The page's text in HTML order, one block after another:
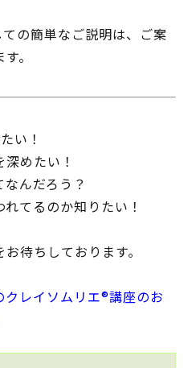
の簡単なご説明は、ご案
。
い！
めたい！
んだろう？
てるのか知りたい！
待ちしております。
レイソムリエ®講座のお